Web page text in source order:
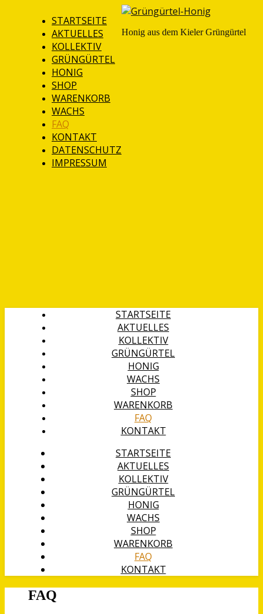
STARTSEITE
AKTUELLES
KOLLEKTIV
GRÜNGÜRTEL
HONIG
SHOP
WARENKORB
WACHS
FAQ
KONTAKT
DATENSCHUTZ
IMPRESSUM
Honig aus dem Kieler Grüngürtel
STARTSEITE
AKTUELLES
KOLLEKTIV
GRÜNGÜRTEL
HONIG
WACHS
SHOP
WARENKORB
FAQ
KONTAKT
STARTSEITE
AKTUELLES
KOLLEKTIV
GRÜNGÜRTEL
HONIG
WACHS
SHOP
WARENKORB
FAQ
KONTAKT
FAQ